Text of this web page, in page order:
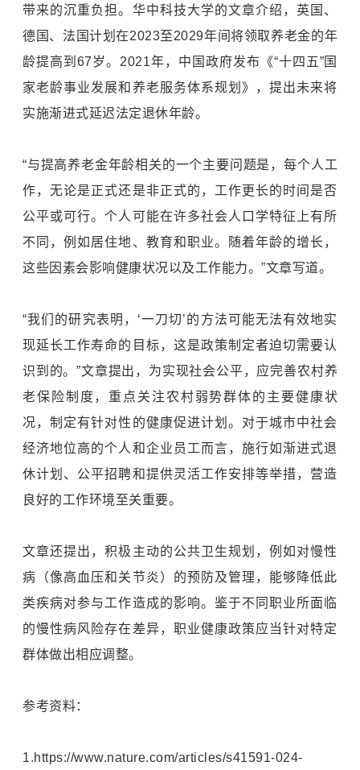
带来的沉重负担。华中科技大学的文章介绍，英国、
德国、法国计划在2023至2029年间将领取养老金的年
龄提高到67岁。2021年，中国政府发布《“十四五”国
家老龄事业发展和养老服务体系规划》，提出未来将
实施渐进式延迟法定退休年龄。
“与提高养老金年龄相关的一个主要问题是，每个人工
作，无论是正式还是非正式的，工作更长的时间是否
公平或可行。个人可能在许多社会人口学特征上有所
不同，例如居住地、教育和职业。随着年龄的增长，
这些因素会影响健康状况以及工作能力。”文章写道。
“我们的研究表明，‘一刀切’的方法可能无法有效地实
现延长工作寿命的目标，这是政策制定者迫切需要认
识到的。”文章提出，为实现社会公平，应完善农村养
老保险制度，重点关注农村弱势群体的主要健康状
况，制定有针对性的健康促进计划。对于城市中社会
经济地位高的个人和企业员工而言，施行如渐进式退
休计划、公平招聘和提供灵活工作安排等举措，营造
良好的工作环境至关重要。
文章还提出，积极主动的公共卫生规划，例如对慢性
病（像高血压和关节炎）的预防及管理，能够降低此
类疾病对参与工作造成的影响。鉴于不同职业所面临
的慢性病风险存在差异，职业健康政策应当针对特定
群体做出相应调整。
参考资料：
1.https://www.nature.com/articles/s41591-024-